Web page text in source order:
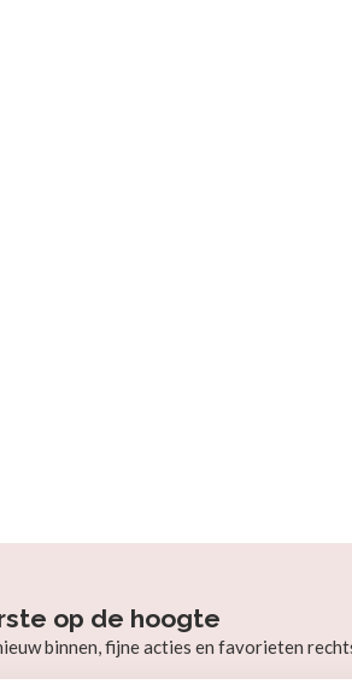
op de hoogte
binnen, fijne acties en favorieten